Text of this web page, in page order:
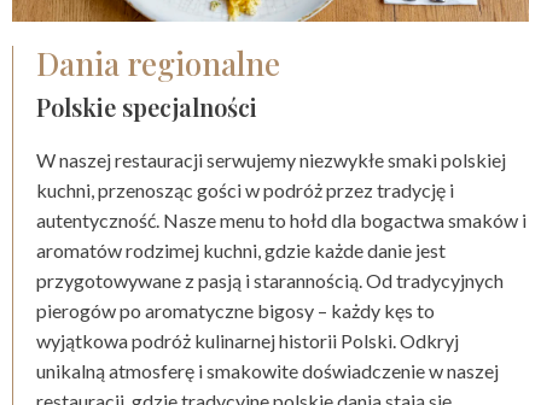
Dania regionalne
Polskie specjalności
W naszej restauracji serwujemy niezwykłe smaki polskiej
kuchni, przenosząc gości w podróż przez tradycję i
autentyczność. Nasze menu to hołd dla bogactwa smaków i
aromatów rodzimej kuchni, gdzie każde danie jest
przygotowywane z pasją i starannością. Od tradycyjnych
pierogów po aromatyczne bigosy – każdy kęs to
wyjątkowa podróż kulinarnej historii Polski. Odkryj
unikalną atmosferę i smakowite doświadczenie w naszej